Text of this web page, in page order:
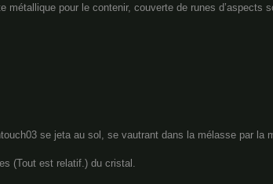
pour le contenir, couverte de runes d’aspects
se jeta au sol, se vautrant dans la mélasse par la
(Tout est relatif.) du cristal.